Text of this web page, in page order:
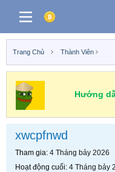
Trang Chủ Thành Viên
Hướng
xwcpfnwd
Tham gia 4 Tháng bảy 2026
Hoạt động cuối 4 Tháng bảy